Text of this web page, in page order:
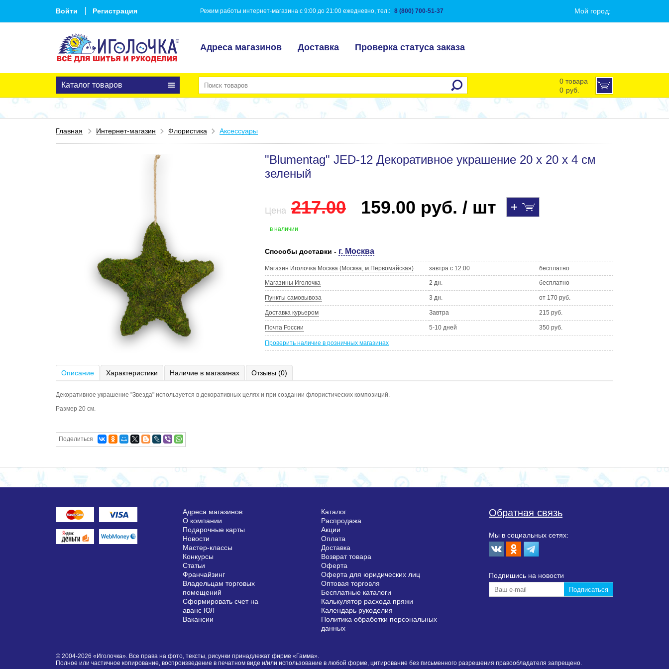
Войти Регистрация Режим работы интернет-магазина с 9:00 до 21:00 ежедневно, тел.: 8 (800) 700-51-37 Мой город:
Адреса магазинов Доставка Проверка статуса заказа
Каталог товаров
0 товара
0 руб.
Главная Интернет-магазин Флористика Аксессуары
"Blumentag" JED-12 Декоративное украшение 20 x 20 x 4 см
зеленый
Цена 217.00 159.00 руб. / шт
в наличии
Способы доставки - г. Москва
Магазин Иголочка Москва (Москва, м.Первомайская) завтра с 12:00 бесплатно
Магазины Иголочка 2 дн. бесплатно
Пункты самовывоза 3 дн. от 170 руб.
Доставка курьером Завтра 215 руб.
Почта России 5-10 дней 350 руб.
Проверить наличие в розничных магазинах
Описание Характеристики Наличие в магазинах Отзывы (0)
Декоративное украшение "Звезда" используется в декоративных целях и при создании флористических композиций.
Размер 20 см.
Поделиться
Адреса магазинов
О компании
Подарочные карты
Новости
Мастер-классы
Конкурсы
Статьи
Франчайзинг
Владельцам торговых
помещений
Сформировать счет на
аванс ЮЛ
Вакансии
Каталог
Распродажа
Акции
Оплата
Доставка
Возврат товара
Оферта
Оферта для юридических лиц
Оптовая торговля
Бесплатные каталоги
Калькулятор расхода пряжи
Календарь рукоделия
Политика обработки персональных
данных
Обратная связь
Мы в социальных сетях:
Подпишиcь на новости
© 2004-2026 «Иголочка». Все права на фото, тексты, рисунки принадлежат фирме «Гамма».
Полное или частичное копирование, воспроизведение в печатном виде и/или использование в любой форме, цитирование без письменного разрешения правообладателя запрещено.